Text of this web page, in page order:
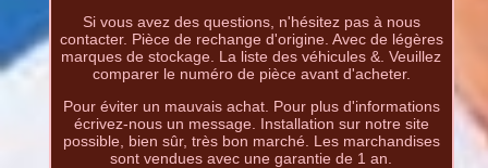
Si vous avez des questions, n'hésitez pas à nous
contacter. Pièce de rechange d'origine. Avec de légères
marques de stockage. La liste des véhicules &. Veuillez
comparer le numéro de pièce avant d'acheter.
Pour éviter un mauvais achat. Pour plus d'informations
écrivez-nous un message. Installation sur notre site
possible, bien sûr, très bon marché. Les marchandises
sont vendues avec une garantie de 1 an.